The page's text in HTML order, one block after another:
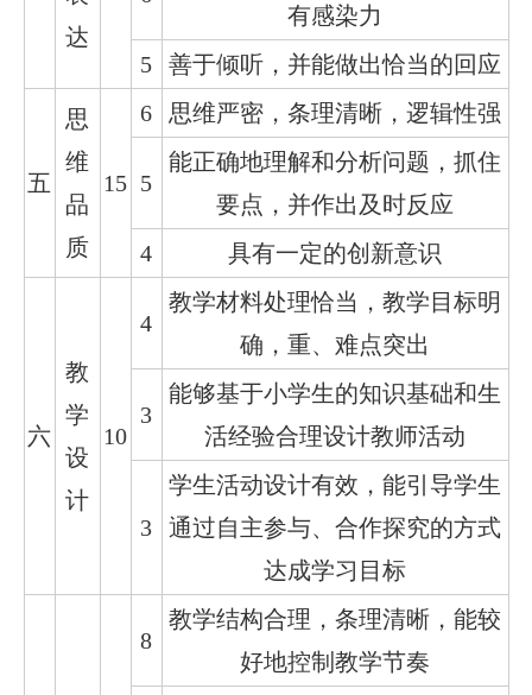
达
有感染力
5
善于倾听，并能做出恰当的回应
五
思
维
品
质
15
6 思维严密，条理清晰，逻辑性强
5
能正确地理解和分析问题，抓住
要点，并作出及时反应
4
具有一定的创新意识
六
教
学
设
计
10
4
教学材料处理恰当，教学目标明
确，重、难点突出
3
能够基于小学生的知识基础和生
活经验合理设计教师活动
3
学生活动设计有效，能引导学生
通过自主参与、合作探究的方式
达成学习目标
8
教学结构合理，条理清晰，能较
好地控制教学节奏